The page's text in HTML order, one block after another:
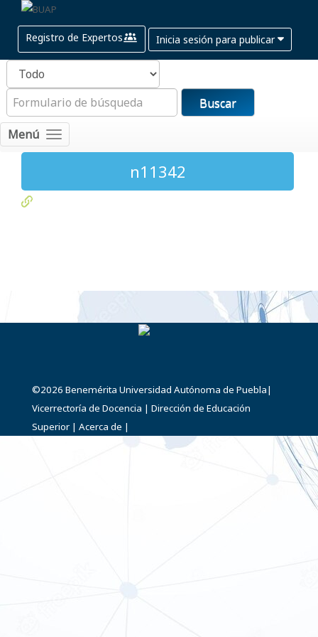
Registro de Expertos Inicia sesión para publicar
Buscar
Menú
n11342
©2026 Benemérita Universidad Autónoma de Puebla|
Vicerrectoría de Docencia | Dirección de Educación
Superior | Acerca de |